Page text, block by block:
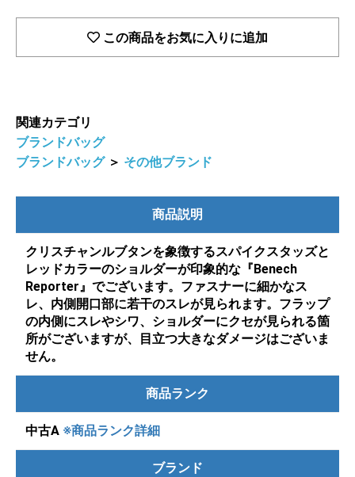
この商品をお気に入りに追加
関連カテゴリ
ブランドバッグ
ブランドバッグ ＞ その他ブランド
商品説明
クリスチャンルブタンを象徴するスパイクスタッズと
レッドカラーのショルダーが印象的な『Benech
Reporter』でございます。ファスナーに細かなス
レ、内側開口部に若干のスレが見られます。フラップ
の内側にスレやシワ、ショルダーにクセが見られる箇
所がございますが、目立つ大きなダメージはございま
せん。
商品ランク
中古A ※商品ランク詳細
ブランド